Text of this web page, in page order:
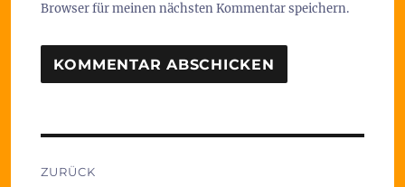
Browser für meinen nächsten Kommentar speichern.
ZURÜCK